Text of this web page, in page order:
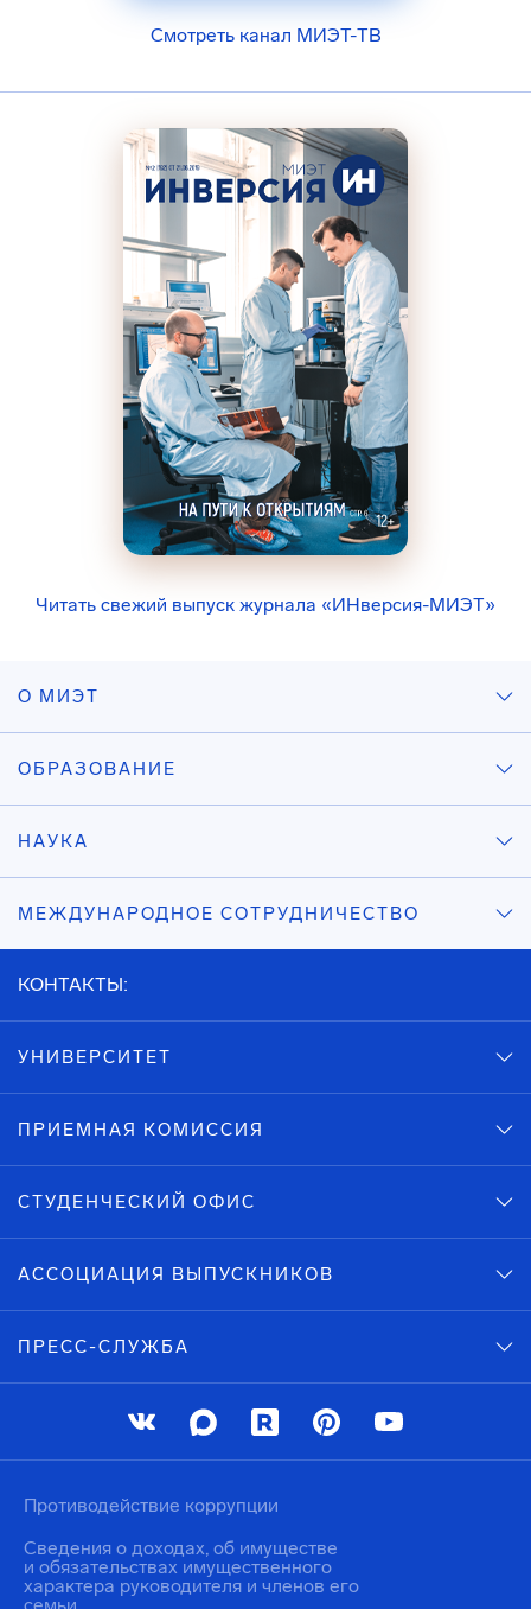
Смотреть канал МИЭТ-ТВ
Читать свежий выпуск журнала «ИНверсия-МИЭТ»
О МИЭТ
ОБРАЗОВАНИЕ
НАУКА
МЕЖДУНАРОДНОЕ СОТРУДНИЧЕСТВО
КОНТАКТЫ:
УНИВЕРСИТЕТ
ПРИЕМНАЯ КОМИССИЯ
СТУДЕНЧЕСКИЙ ОФИС
АССОЦИАЦИЯ ВЫПУСКНИКОВ
ПРЕСС-СЛУЖБА
Противодействие коррупции
Сведения о доходах, об имуществе
и обязательствах имущественного
характера руководителя и членов его